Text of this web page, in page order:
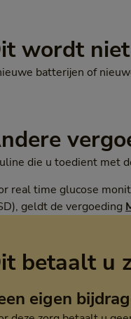
wordt
batterijen of
die u toedient met
real time glucose
geldt de vergoeding
betaalt u
eigen